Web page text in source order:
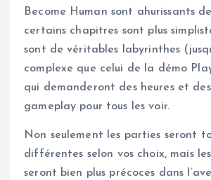
Become Human sont ahurissants
certains chapitres sont plus
sont de véritables labyrinthes
complexe que celui de la démo
qui demanderont des heures et
gameplay pour tous les voir.
Non seulement les parties seront
différentes selon vos choix, mais
seront bien plus précoces dans